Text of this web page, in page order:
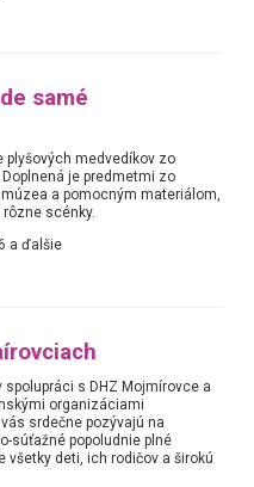
samé
plyšových medvedíkov zo
je predmetmi zo
a pomocným materiálom,
scénky.
a ďalšie
spolupráci s DHZ Mojmírovce a
organizáciami
srdečne pozývajú na
súťažné popoludnie plné
všetky deti, ich rodičov a širokú